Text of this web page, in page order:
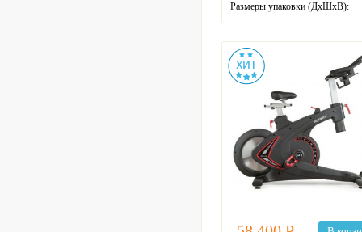
Размеры упаковки (ДxШxВ):
кг